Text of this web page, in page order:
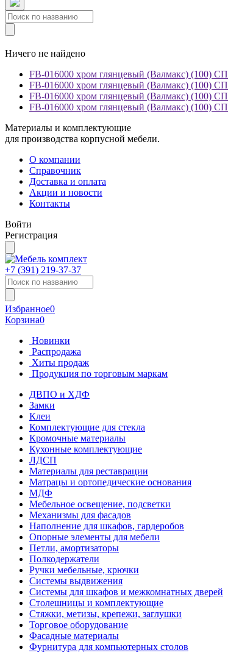
Ничего не найдено
FB-016000 хром глянцевый (Валмакс) (100) СП
FB-016000 хром глянцевый (Валмакс) (100) СП
FB-016000 хром глянцевый (Валмакс) (100) СП
FB-016000 хром глянцевый (Валмакс) (100) СП
Материалы и комплектующие
для производства корпусной мебели.
О компании
Справочник
Доставка и оплата
Акции и новости
Контакты
Войти
Регистрация
+7 (391) 219-37-37
Избранное0
Корзина0
Новинки
Распродажа
Хиты продаж
Продукция по торговым маркам
ДВПО и ХДФ
Замки
Клеи
Комплектующие для стекла
Кромочные материалы
Кухонные комплектующие
ЛДСП
Материалы для реставрации
Матрацы и ортопедические основания
МДФ
Мебельное освещение, подсветки
Механизмы для фасадов
Наполнение для шкафов, гардеробов
Опорные элементы для мебели
Петли, амортизаторы
Полкодержатели
Ручки мебельные, крючки
Системы выдвижения
Системы для шкафов и межкомнатных дверей
Столешницы и комплектующие
Стяжки, метизы, крепежи, заглушки
Торговое оборудование
Фасадные материалы
Фурнитура для компьютерных столов